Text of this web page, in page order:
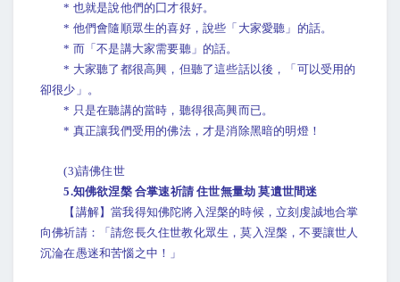
* 也就是說他們的囗才很好。
* 他們會隨順眾生的喜好，說些「大家愛聽」的話。
* 而「不是講大家需要聽」的話。
* 大家聽了都很高興，但聽了這些話以後，「可以受用的
卻很少」。
* 只是在聽講的當時，聽得很高興而已。
* 真正讓我們受用的佛法，才是消除黑暗的明燈！
(3)請佛住世
5.知佛欲涅槃 合掌速祈請 住世無量劫 莫遺世間迷
【講解】當我得知佛陀將入涅槃的時候，立刻虔誠地合掌
向佛祈請：「請您長久住世教化眾生，莫入涅槃，不要讓世人
沉淪在愚迷和苦惱之中！」